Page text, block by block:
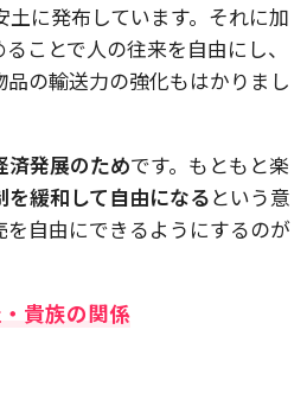
土に発布しています。それに加
ことで人の往来を自由にし、
の輸送力の強化もはかりまし
済発展のためです。もともと楽
を緩和して自由になるという意
自由にできるようにするのが
貴族の関係